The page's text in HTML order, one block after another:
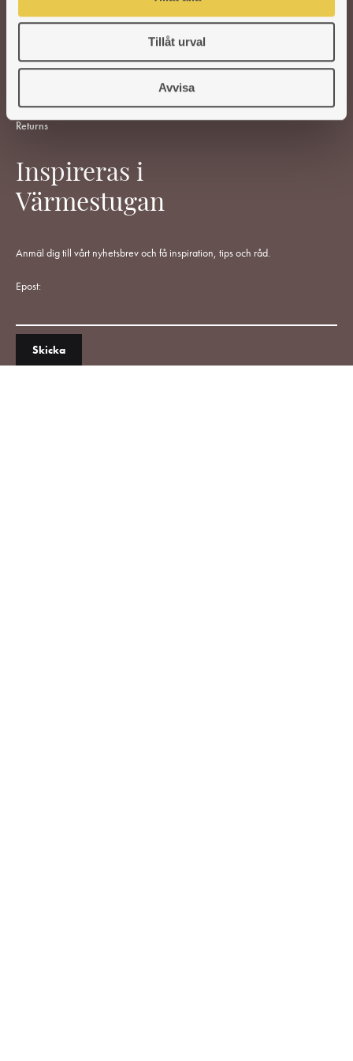
Tillåt urval
Avvisa
CUSTOMER SERVICE
Terms Of Purchase
Retailer-Login
Returns
Inspireras i
Värmestugan
Anmäl dig till vårt nyhetsbrev och få inspiration, tips och råd.
Epost: